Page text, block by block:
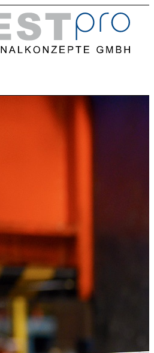
Solingen, Remscheid, Düsseldorf